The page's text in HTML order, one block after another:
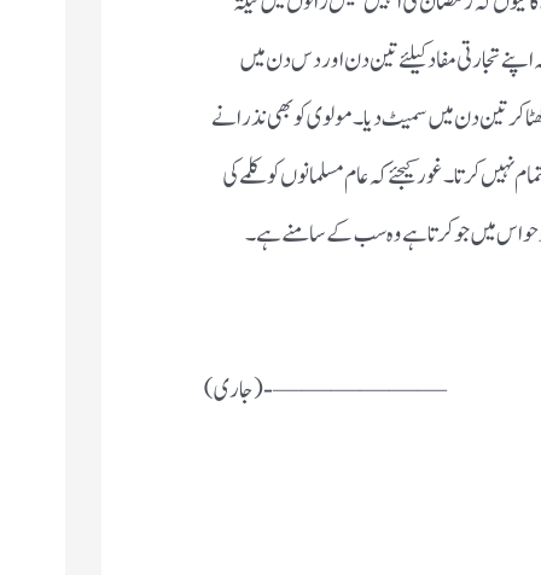
تجارتی مفاد کیلئے تین دن اور دس دن میں
کر تین دن میں سمیٹ دیا ۔مولوی کو بھی نذرانے
کرتا ۔ غور کیجئے کہ عام مسلمانوں کو کلمے کی
حواس میں جو کرتا ہے وہ سب کے سامنے ہے ۔
——————-(جاری)